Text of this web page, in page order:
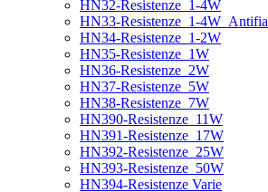
HN32-Resistenze_1-4W
HN33-Resistenze_1-
HN34-Resistenze_1-2W
HN35-Resistenze_1W
HN36-Resistenze_2W
HN37-Resistenze_5W
HN38-Resistenze_7W
HN390-Resistenze_11W
HN391-Resistenze_17W
HN392-Resistenze_25W
HN393-Resistenze_50W
HN394-Resistenze Varie